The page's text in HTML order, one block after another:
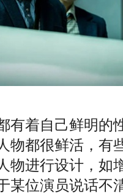
着自己鲜明的
物都很鲜活，有
物进行设计，如
某位演员说话不